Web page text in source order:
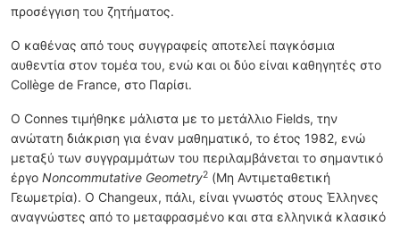
προσέγγιση του ζητήματος.
Ο καθένας από τους συγγραφείς αποτελεί παγκόσμια
αυθεντία στον τομέα του, ενώ και οι δύο είναι καθηγητές στο
Collège de France, στο Παρίσι.
Ο Connes τιμήθηκε μάλιστα με το μετάλλιο Fields, την
ανώτατη διάκριση για έναν μαθηματικό, το έτος 1982, ενώ
μεταξύ των συγγραμμάτων του περιλαμβάνεται το σημαντικό
έργο Noncommutative Geometry2 (Μη Αντιμεταθετική
Γεωμετρία). Ο Changeux, πάλι, είναι γνωστός στους Έλληνες
αναγνώστες από το μεταφρασμένο και στα ελληνικά κλασικό